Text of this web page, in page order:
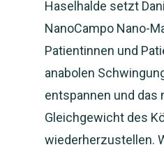
Haselhalde setzt
NanoCampo Nano-
Patientinnen und
anabolen
entspannen und das
Gleichgewicht des
wiederherzustellen.